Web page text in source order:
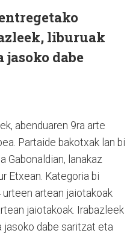
liburuak
jasoko dabe
abenduaren 9ra arte
Partaide bakotxak lan bi
Gabonaldian, lanakaz
Etxean. Kategoria bi
artean jaiotakoak
jaiotakoak. Irabazleek
jasoko dabe saritzat eta